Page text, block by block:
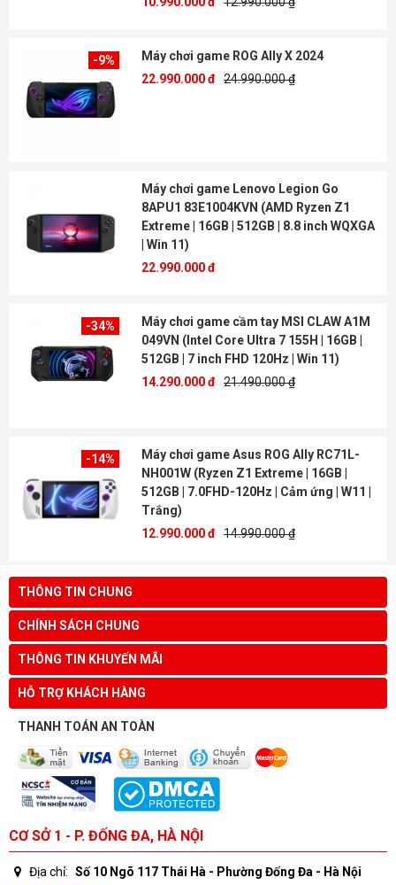
-9%
Máy chơi game ROG Ally X 2024
22.990.000 đ 24.990.000 ₫
Máy chơi game Lenovo Legion Go
8APU1 83E1004KVN (AMD Ryzen Z1
Extreme | 16GB | 512GB | 8.8 inch WQXGA
| Win 11)
22.990.000 đ
-34%
Máy chơi game cầm tay MSI CLAW A1M
049VN (Intel Core Ultra 7 155H | 16GB |
512GB | 7 inch FHD 120Hz | Win 11)
14.290.000 đ 21.490.000 ₫
-14%
Máy chơi game Asus ROG Ally RC71L-
NH001W (Ryzen Z1 Extreme | 16GB |
512GB | 7.0FHD-120Hz | Cảm ứng | W11 |
Trắng)
12.990.000 đ 14.990.000 ₫
THÔNG TIN CHUNG
CHÍNH SÁCH CHUNG
THÔNG TIN KHUYẾN MÃI
HỖ TRỢ KHÁCH HÀNG
THANH TOÁN AN TOÀN
CƠ SỞ 1 - P. ĐỐNG ĐA, HÀ NỘI
Địa chỉ: Số 10 Ngõ 117 Thái Hà - Phường Đống Đa - Hà Nội